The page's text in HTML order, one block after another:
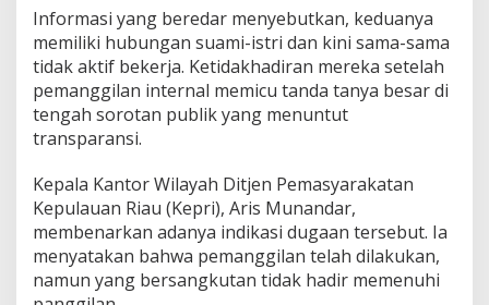
J
a
d
i
M
a
k
a
r
K
s
u
Informasi yang beredar menyebutkan, keduanya
memiliki hubungan suami-istri dan kini sama-sama
tidak aktif bekerja. Ketidakhadiran mereka setelah
pemanggilan internal memicu tanda tanya besar di
tengah sorotan publik yang menuntut
transparansi.
Kepala Kantor Wilayah Ditjen Pemasyarakatan
Kepulauan Riau (Kepri), Aris Munandar,
membenarkan adanya indikasi dugaan tersebut. Ia
menyatakan bahwa pemanggilan telah dilakukan,
namun yang bersangkutan tidak hadir memenuhi